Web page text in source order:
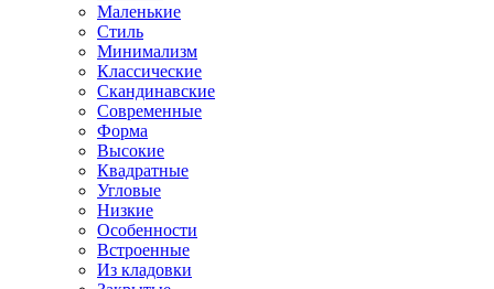
Маленькие
Стиль
Минимализм
Классические
Скандинавские
Современные
Форма
Высокие
Квадратные
Угловые
Низкие
Особенности
Встроенные
Из кладовки